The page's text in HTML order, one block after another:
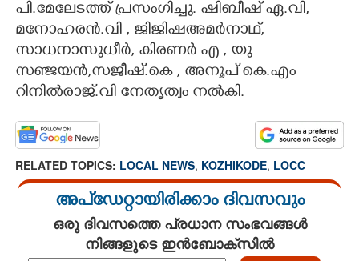
പി.മേലേടത്ത് പ്രസംഗിച്ചു. ഷിബീഷ് ഏ.വി,
മനോഹരൻ.വി , ജിജിഷഅമർനാഥ്,
സാധനാസുധീർ, കിരണർ എ , യു
സഞ്ജയൻ,സജീഷ്.കെ , അനൂപ് കെ.എം
റിനിൽരാജ്.വി നേതൃത്വം നൽകി.
RELATED TOPICS: LOCAL NEWS, KOZHIKODE, LOCC
അപ്ഡേറ്റായിരിക്കാം ദിവസവും
ഒരു ദിവസത്തെ പ്രധാന സംഭവങ്ങൾ
നിങ്ങളുടെ ഇൻബോക്സിൽ